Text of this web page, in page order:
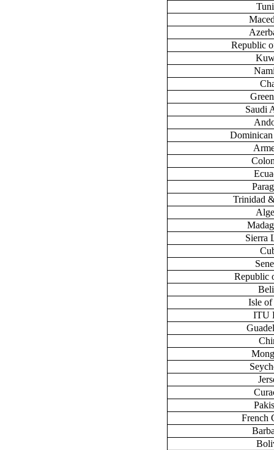
Republic
Saudi
Trinidad
Sierra
Republic
Isle
ITU
French